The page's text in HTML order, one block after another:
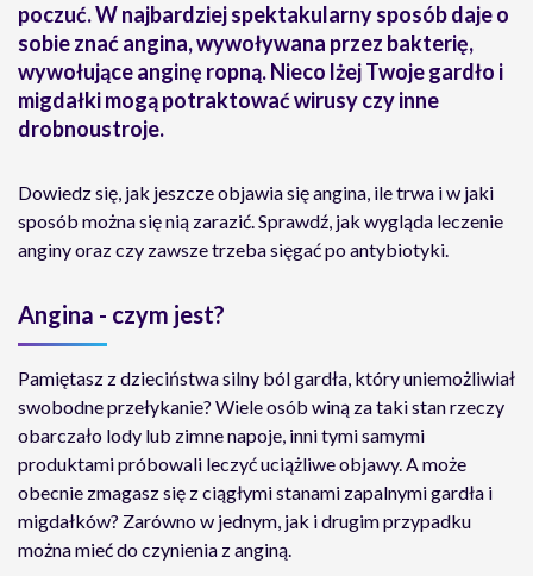
poczuć. W najbardziej spektakularny sposób daje o
sobie znać angina, wywoływana przez bakterię,
wywołujące anginę ropną. Nieco lżej Twoje gardło i
migdałki mogą potraktować wirusy czy inne
drobnoustroje.
Dowiedz się, jak jeszcze objawia się angina, ile trwa i w jaki
sposób można się nią zarazić. Sprawdź, jak wygląda leczenie
anginy oraz czy zawsze trzeba sięgać po antybiotyki.
Angina - czym jest?
Pamiętasz z dzieciństwa silny ból gardła, który uniemożliwiał
swobodne przełykanie? Wiele osób winą za taki stan rzeczy
obarczało lody lub zimne napoje, inni tymi samymi
produktami próbowali leczyć uciążliwe objawy. A może
obecnie zmagasz się z ciągłymi stanami zapalnymi gardła i
migdałków? Zarówno w jednym, jak i drugim przypadku
można mieć do czynienia z anginą.